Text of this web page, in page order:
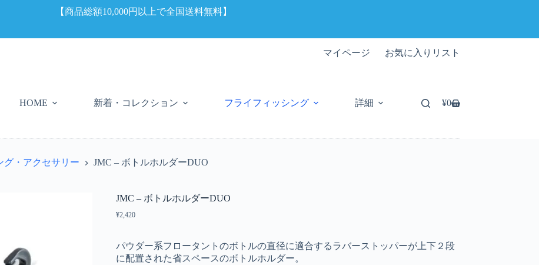
【商品総額10,000円以上で全国送料無料】
マイページ お気に入りリスト
HOME 新着・コレクション フライフィッシング 詳細
シ
¥0
グ・アクセサリー JMC – ボトルホルダーDUO
JMC – ボトルホルダーDUO
¥2,420
パウダー系フロータントのボトルの直径に適合するラバーストッパーが上下２段
に配置された省スペースのボトルホルダー。